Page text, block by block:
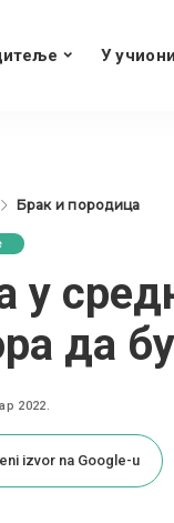
У
Брак и породица
у
да
2022.
izvor na Google-u